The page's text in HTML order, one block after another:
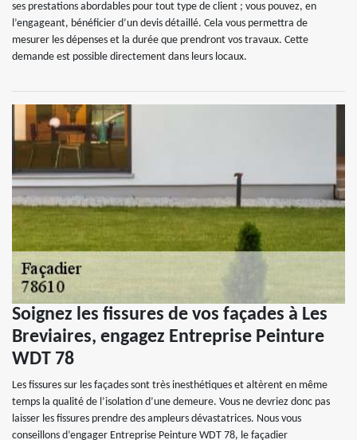
ses prestations abordables pour tout type de client ; vous pouvez, en
l’engageant, bénéficier d’un devis détaillé. Cela vous permettra de
mesurer les dépenses et la durée que prendront vos travaux. Cette
demande est possible directement dans leurs locaux.
Soignez les fissures de vos façades à Les
Breviaires, engagez Entreprise Peinture
WDT 78
Les fissures sur les façades sont très inesthétiques et altèrent en même
temps la qualité de l’isolation d’une demeure. Vous ne devriez donc pas
laisser les fissures prendre des ampleurs dévastatrices. Nous vous
conseillons d’engager Entreprise Peinture WDT 78, le façadier